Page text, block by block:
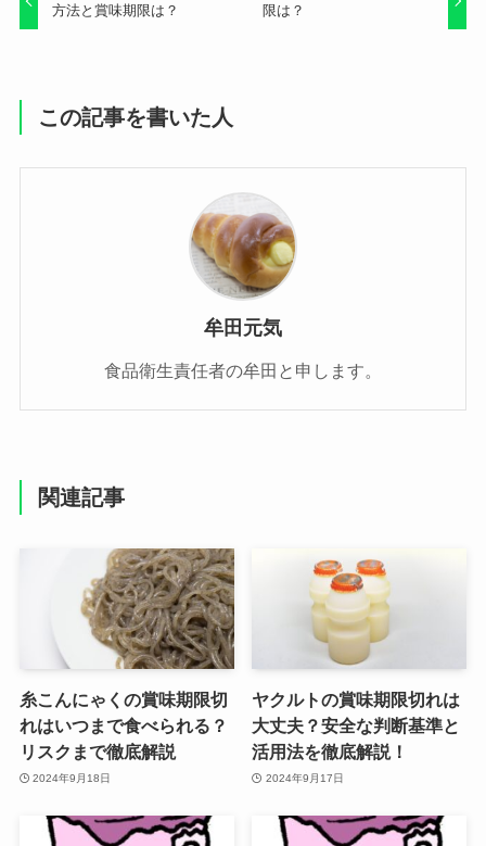
方法と賞味期限は？
限は？
この記事を書いた人
牟田元気
食品衛生責任者の牟田と申します。
関連記事
糸こんにゃくの賞味期限切
れはいつまで食べられる？
リスクまで徹底解説
2024年9月18日
ヤクルトの賞味期限切れは
大丈夫？安全な判断基準と
活用法を徹底解説！
2024年9月17日